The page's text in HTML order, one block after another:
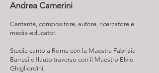
Andrea Camerini
Cantante, compositore, autore, ricercatore e
media-educator.
Studia canto a Roma con la Maestra Fabrizia
Barresi e flauto traverso con il Maestro Elvio
Ghigliordini.